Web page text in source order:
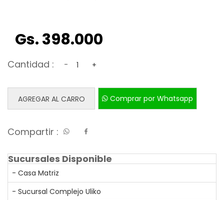
Gs. 398.000
Cantidad : - +
AGREGAR AL CARRO Comprar por Whatsapp
Compartir :
Sucursales Disponible
- Casa Matriz
- Sucursal Complejo Uliko